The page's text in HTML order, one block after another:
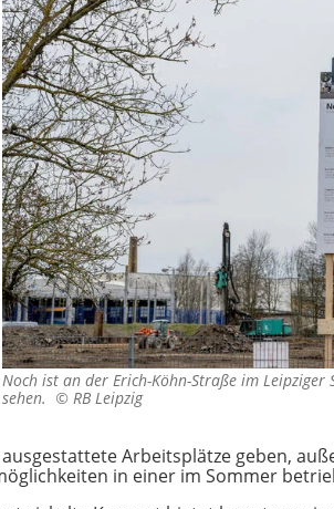
Noch ist an der Erich-Köhn-Straße im
sehen. © RB Leipzig
Arbeitsplätze geben,
in einer im Sommer